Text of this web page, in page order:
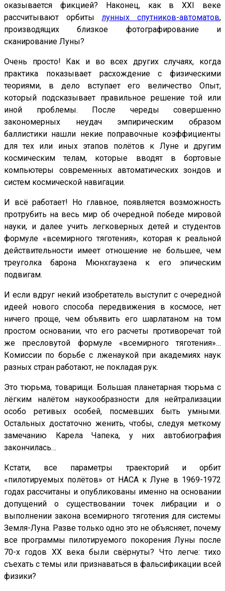
оказывается фикцией? Наконец, как в ХХI веке
рассчитывают орбитылунных спутников-автоматов,
производящих близкое фотографирование и
сканирование Луны?
Очень просто! Как и во всех других случаях, когда
практика показывает расхождение с физическими
теориями, в дело вступает его величество Опыт,
который подсказывает правильное решение той или
иной проблемы. После череды совершенно
закономерных неудач эмпирическим образом
баллистики нашли некие поправочные коэффициенты
для тех или иных этапов полётов к Луне и другим
космическим телам, которые вводят в бортовые
компьютеры современных автоматических зондов и
систем космической навигации.
И всё работает! Но главное, появляется возможность
протрубить на весь мир об очередной победе мировой
науки, и далее учить легковерных детей и студентов
формуле «всемирного тяготения», которая к реальной
действительности имеет отношение не большее, чем
треуголка барона Мюнхгаузена к его эпическим
подвигам.
И если вдруг некий изобретатель выступит с очередной
идеей нового способа передвижения в космосе, нет
ничего проще, чем объявить его шарлатаном на том
простом основании, что его расчеты противоречат той
же пресловутой формуле «всемирного тяготения»…
Комиссии по борьбе с лженаукой при академиях наук
разных стран работают, не покладая рук.
Это тюрьма, товарищи. Большая планетарная тюрьма с
лёгким налётом наукообразности для нейтрализации
особо ретивых особей, посмевших быть умными.
Остальных достаточно женить, чтобы, следуя меткому
замечанию Карела Чапека, у них автобиография
закончилась…
Кстати, все параметры траекторий и орбит
«пилотируемых полётов» от НАСА к Луне в 1969-1972
годах рассчитаны и опубликованы именно на основании
допущений о существовании точек либрации и о
выполнении закона всемирного тяготения для системы
Земля-Луна. Разве только одно это не объясняет, почему
все программы пилотируемого покорения Луны после
70-х годов ХХ века были свёрнуты? Что легче: тихо
съехать с темы или признаваться в фальсификации всей
физики?